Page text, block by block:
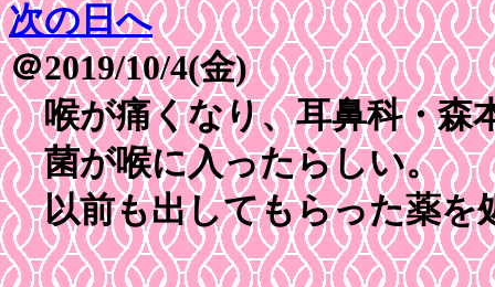
次の日へ
＠2019/10/4(金)
喉が痛くなり、耳鼻科・森
菌が喉に入ったらしい。
以前も出してもらった薬を